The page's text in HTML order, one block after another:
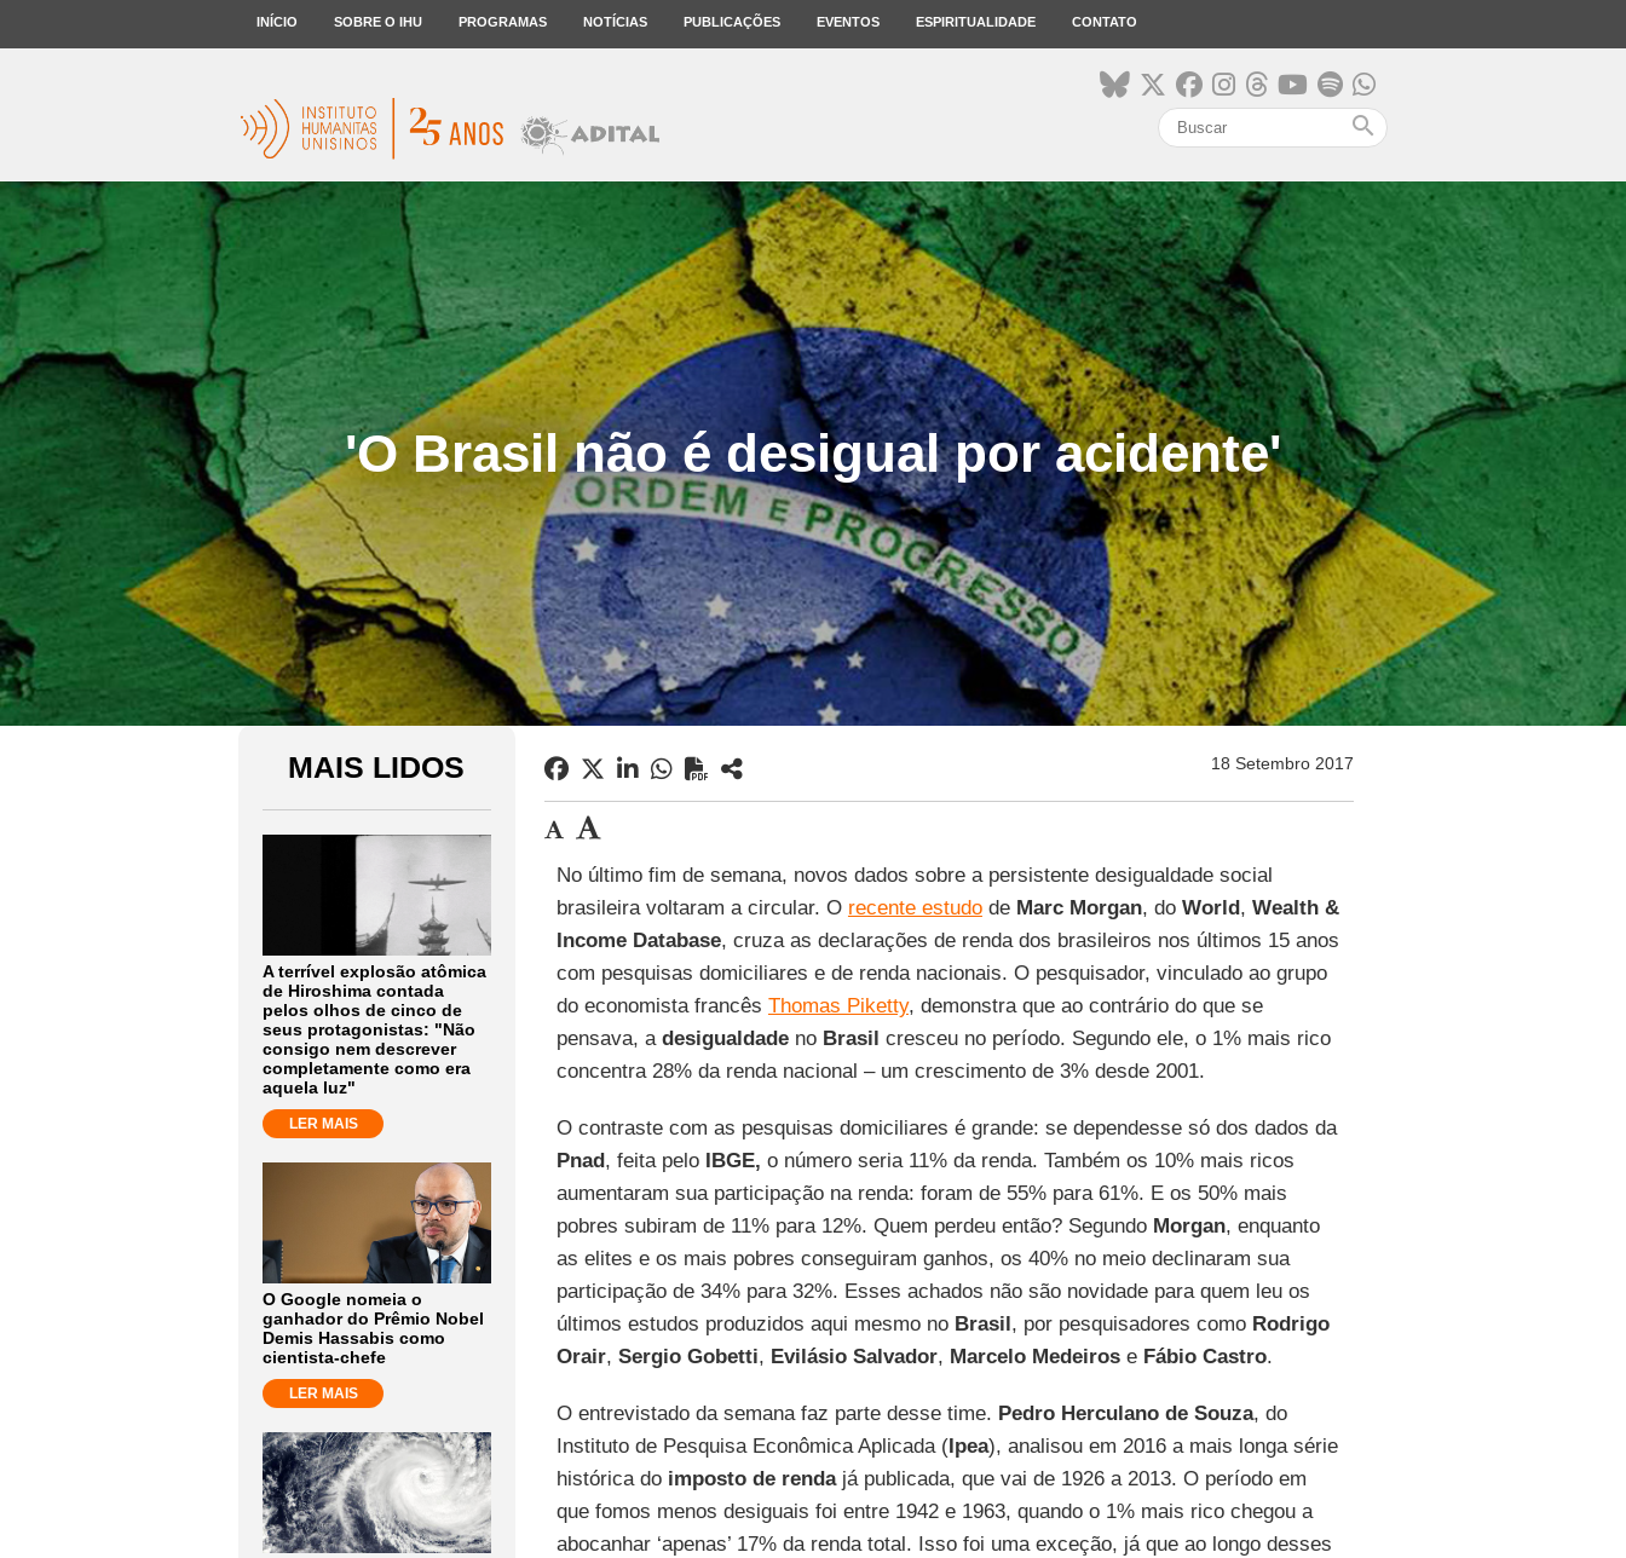
INÍCIO SOBRE O IHU PROGRAMAS NOTÍCIAS PUBLICAÇÕES EVENTOS ESPIRITUALIDADE CONTATO
search
'O Brasil não é desigual por acidente'
MAIS LIDOS
A terrível explosão atômica
de Hiroshima contada
pelos olhos de cinco de
seus protagonistas: "Não
consigo nem descrever
completamente como era
aquela luz"
LER MAIS
O Google nomeia o
ganhador do Prêmio Nobel
Demis Hassabis como
cientista-chefe
LER MAIS
18 Setembro 2017
No último fim de semana, novos dados sobre a persistente desigualdade social
brasileira voltaram a circular. O recente estudode Marc Morgan, do World, Wealth &
Income Database, cruza as declarações de renda dos brasileiros nos últimos 15 anos
com pesquisas domiciliares e de renda nacionais. O pesquisador, vinculado ao grupo
do economista francês Thomas Piketty, demonstra que ao contrário do que se
pensava, a desigualdadeno Brasil cresceu no período. Segundo ele, o 1% mais rico
concentra 28% da renda nacional – um crescimento de 3% desde 2001.
O contraste com as pesquisas domiciliares é grande: se dependesse só dos dados da
Pnad, feita pelo IBGE, o número seria 11% da renda. Também os 10% mais ricos
aumentaram sua participação na renda: foram de 55% para 61%. E os 50% mais
pobres subiram de 11% para 12%. Quem perdeu então? Segundo Morgan, enquanto
as elites e os mais pobres conseguiram ganhos, os 40% no meio declinaram sua
participação de 34% para 32%. Esses achados não são novidade para quem leu os
últimos estudos produzidos aqui mesmo no Brasil, por pesquisadores comoRodrigo
Orair, Sergio Gobetti, Evilásio Salvador, Marcelo Medeirose Fábio Castro.
O entrevistado da semana faz parte desse time. Pedro Herculano de Souza, do
Instituto de Pesquisa Econômica Aplicada (Ipea), analisou em 2016 a mais longa série
histórica doimposto de rendajá publicada, que vai de 1926 a 2013. O período em
que fomos menos desiguais foi entre 1942 e 1963, quando o 1% mais rico chegou a
abocanhar ‘apenas’ 17% da renda total. Isso foi uma exceção, já que ao longo desses